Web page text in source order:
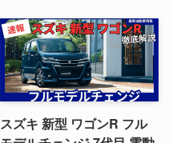
スズキ 新型 ワゴンR フル